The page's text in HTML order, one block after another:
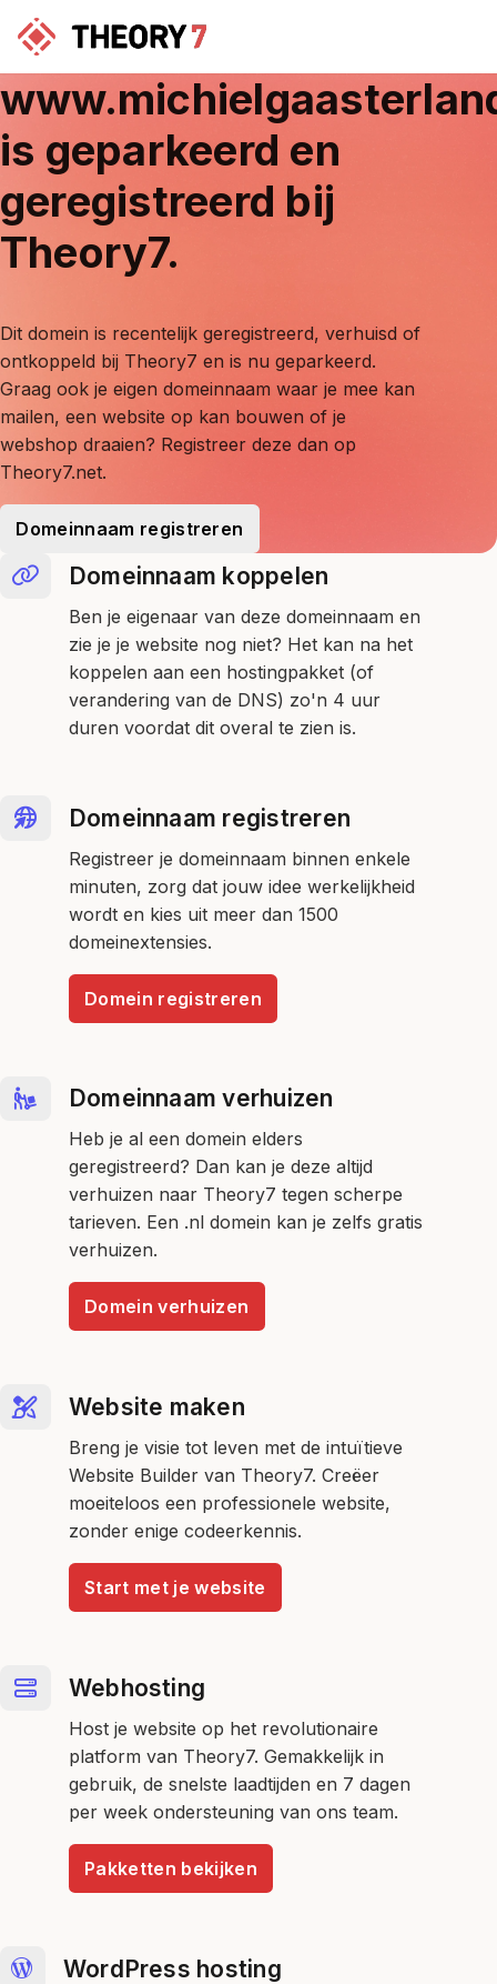
is geparkeerd en
geregistreerd bij
Theory7.
Dit domein is recentelijk geregistreerd, verhuisd of
ontkoppeld bij Theory7 en is nu geparkeerd.
Graag ook je eigen domeinnaam waar je mee kan
mailen, een website op kan bouwen of je
webshop draaien? Registreer deze dan op
Theory7.net.
Domeinnaam registreren
Domeinnaam koppelen
Ben je eigenaar van deze domeinnaam en
zie je je website nog niet? Het kan na het
koppelen aan een hostingpakket (of
verandering van de DNS) zo'n 4 uur
duren voordat dit overal te zien is.
Domeinnaam registreren
Registreer je domeinnaam binnen enkele
minuten, zorg dat jouw idee werkelijkheid
wordt en kies uit meer dan 1500
domeinextensies.
Domein registreren
Domeinnaam verhuizen
Heb je al een domein elders
geregistreerd? Dan kan je deze altijd
verhuizen naar Theory7 tegen scherpe
tarieven. Een .nl domein kan je zelfs gratis
verhuizen.
Domein verhuizen
Website maken
Breng je visie tot leven met de intuïtieve
Website Builder van Theory7. Creëer
moeiteloos een professionele website,
zonder enige codeerkennis.
Start met je website
Webhosting
Host je website op het revolutionaire
platform van Theory7. Gemakkelijk in
gebruik, de snelste laadtijden en 7 dagen
per week ondersteuning van ons team.
Pakketten bekijken
WordPress hosting